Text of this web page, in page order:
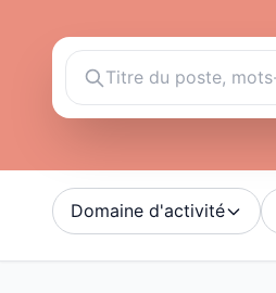
Domaine d'activité